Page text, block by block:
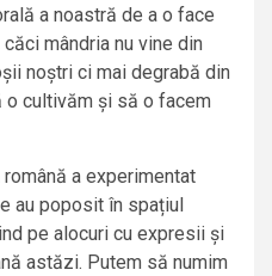
a noastră de a o face
mândria nu vine din
noștri ci mai degrabă din
o cultivăm și să o facem
a experimentat
au poposit în spațiul
pe alocuri cu expresii și
astăzi. Putem să numim